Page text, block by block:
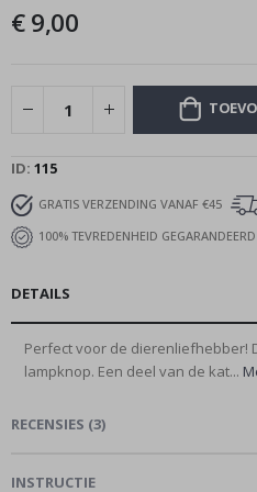
gallerij
€ 9,00
ID 115
GRATIS VERZENDING VANAF €45
100% TEVREDENHEID GEGARANDEERD
DETAILS
Perfect voor de dierenliefhebber!
lampknop. Een deel van de kat...
RECENSIES (3)
INSTRUCTIE